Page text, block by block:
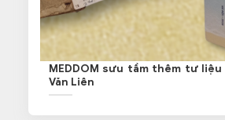
MEDDOM sưu tầm thêm tư liệu
Văn Liên